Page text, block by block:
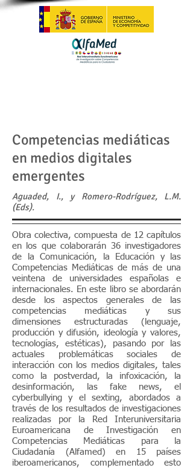
Competencias mediáticas
en medios digitales
emergentes
Aguaded, I., y Romero-Rodríguez, L.M.
(Eds).
Obra colectiva, compuesta de 12 capítulos
en los que colaborarán 36 investigadores
de la Comunicación, la Educación y las
Competencias Mediáticas de más de una
veintena de universidades españolas e
internacionales. En este libro se abordarán
desde los aspectos generales de las
competencias mediáticas y sus
dimensiones estructuradas (lenguaje,
producción y difusión, ideología y valores,
tecnologías, estéticas), pasando por las
actuales problemáticas sociales de
interacción con los medios digitales, tales
como la postverdad, la infoxicación, la
desinformación, las fake news, el
cyberbullying y el sexting, abordados a
través de los resultados de investigaciones
realizadas por la Red Interuniversitaria
Euroamericana de Investigación en
Competencias Mediáticas para la
Ciudadanía (Alfamed) en 15 países
iberoamericanos, complementado esto